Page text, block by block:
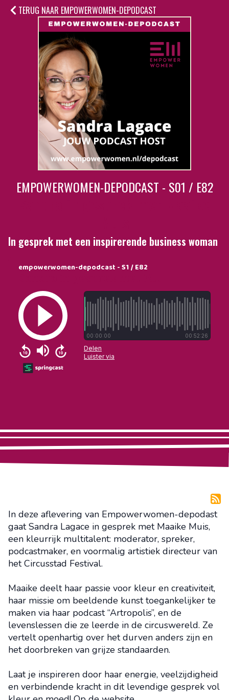
TERUG NAAR EMPOWERWOMEN-DEPODCAST
EMPOWERWOMEN-DEPODCAST - S01 / E82
In gesprek met een inspirerende business woman
In deze aflevering van Empowerwomen-depodast
gaat Sandra Lagace in gesprek met Maaike Muis,
een kleurrijk multitalent: moderator, spreker,
podcastmaker, en voormalig artistiek directeur van
het Circusstad Festival.
Maaike deelt haar passie voor kleur en creativiteit,
haar missie om beeldende kunst toegankelijker te
maken via haar podcast “Artropolis”, en de
levenslessen die ze leerde in de circuswereld. Ze
vertelt openhartig over het durven anders zijn en
het doorbreken van grijze standaarden.
Laat je inspireren door haar energie, veelzijdigheid
en verbindende kracht in dit levendige gesprek vol